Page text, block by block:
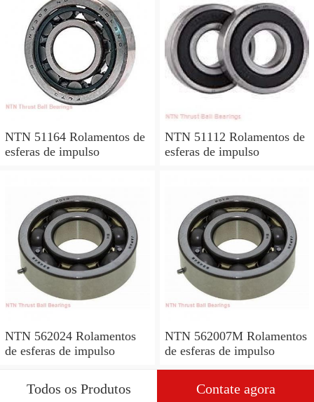
NTN 51164 Rolamentos de
esferas de impulso
NTN 51112 Rolamentos de
esferas de impulso
NTN 562024 Rolamentos
de esferas de impulso
NTN 562007M Rolamentos
de esferas de impulso
Todos os Produtos Contate agora